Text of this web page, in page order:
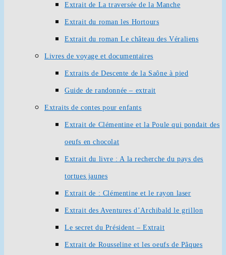
Extrait de La traversée de la Manche
Extrait du roman les Hortours
Extrait du roman Le château des Véraliens
Livres de voyage et documentaires
Extraits de Descente de la Saône à pied
Guide de randonnée – extrait
Extraits de contes pour enfants
Extrait de Clémentine et la Poule qui pondait des
oeufs en chocolat
Extrait du livre : A la recherche du pays des
tortues jaunes
Extrait de : Clémentine et le rayon laser
Extrait des Aventures d’Archibald le grillon
Le secret du Président – Extrait
Extrait de Rousseline et les oeufs de Pâques